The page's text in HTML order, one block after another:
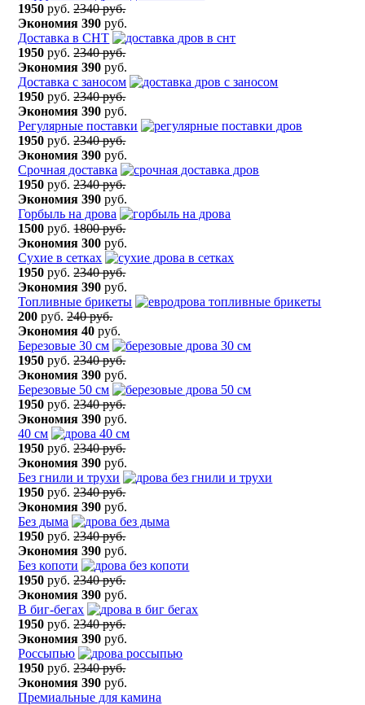
1950 руб.2340 руб.
Экономия 390 руб.
Доставка в СНТ
1950 руб.2340 руб.
Экономия 390 руб.
Доставка с заносом
1950 руб.2340 руб.
Экономия 390 руб.
Регулярные поставки
1950 руб.2340 руб.
Экономия 390 руб.
Срочная доставка
1950 руб.2340 руб.
Экономия 390 руб.
Горбыль на дрова
1500 руб.1800 руб.
Экономия 300 руб.
Сухие в сетках
1950 руб.2340 руб.
Экономия 390 руб.
Топливные брикеты
200 руб.240 руб.
Экономия 40 руб.
Березовые 30 см
1950 руб.2340 руб.
Экономия 390 руб.
Березовые 50 см
1950 руб.2340 руб.
Экономия 390 руб.
40 см
1950 руб.2340 руб.
Экономия 390 руб.
Без гнили и трухи
1950 руб.2340 руб.
Экономия 390 руб.
Без дыма
1950 руб.2340 руб.
Экономия 390 руб.
Без копоти
1950 руб.2340 руб.
Экономия 390 руб.
В биг-бегах
1950 руб.2340 руб.
Экономия 390 руб.
Россыпью
1950 руб.2340 руб.
Экономия 390 руб.
Премиальные для камина